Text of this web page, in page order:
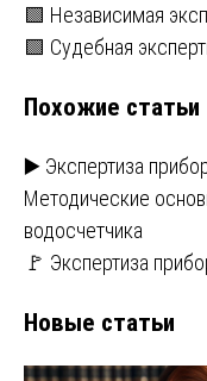
Навигация
записям
🟩 Независимая
🟩 Судебная
Похожие статьи
▶️ Экспертиза
Методические
водосчетчика
🚩 Экспертиза
Новые статьи